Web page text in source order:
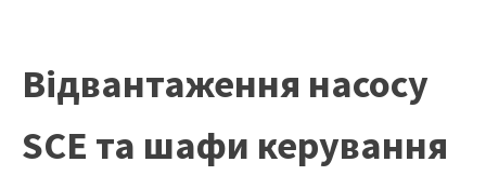
Відвантаження насосу
SCE та шафи керування